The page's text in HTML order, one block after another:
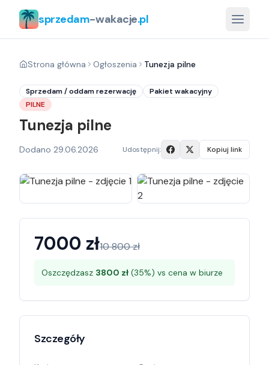
sprzedam-wakacje.pl
Strona główna Ogłoszenia Tunezja pilne
Sprzedam / oddam rezerwację
Pakiet wakacyjny
PILNE
Tunezja pilne
Dodano 29.06.2026 Udostępnij: Kopiuj link
7000 zł10 800zł
Oszczędzasz 3800 zł (35%) vs cena w biurze
Szczegóły